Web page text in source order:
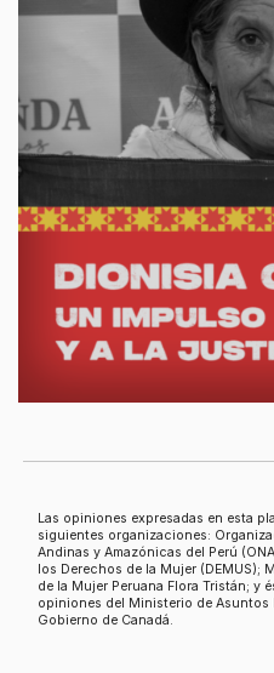
Las opiniones expresadas en esta
siguientes organizaciones:
Andinas y Amazónicas del Perú
los Derechos de la Mujer (DEMUS);
de la Mujer Peruana Flora Tristán; y
opiniones del Ministerio de Asuntos
Gobierno de Canadá.